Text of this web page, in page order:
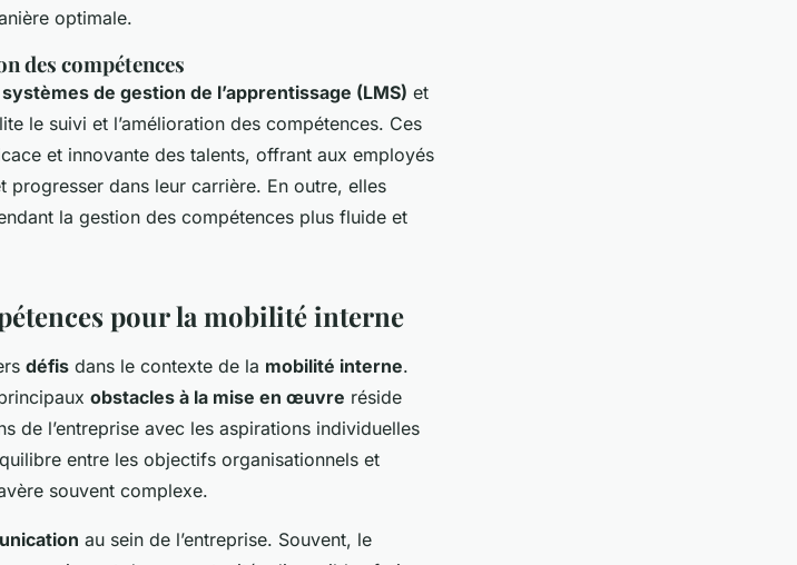
optimale.
des compétences
systèmes de gestion de l’apprentissage (LMS) et
le suivi et l’amélioration des compétences. Ces
et innovante des talents, offrant aux employés
dans leur carrière. En outre, elles
la gestion des compétences plus fluide et
pour la mobilité interne
défis dans le contexte de la mobilité interne.
obstacles à la mise en œuvre réside
de l’entreprise avec les aspirations individuelles
entre les objectifs organisationnels et
souvent complexe.
au sein de l’entreprise. Souvent, le